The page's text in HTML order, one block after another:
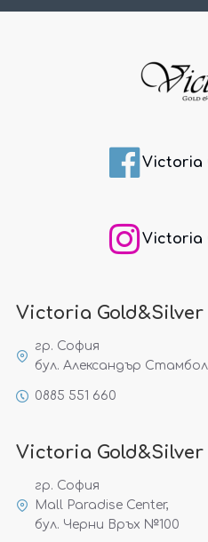
Victoria
Victoria
Victoria Gold&Silver
гр. София
бул. Александър
0885 551 660
Victoria Gold&Silver
гр. София
Mall Paradise Center,
бул. Черни Връх №100